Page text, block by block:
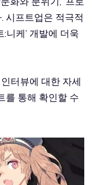
시프트업은 적극적
니케’ 개발에 더욱
터뷰에 대한 자세
를 통해 확인할 수